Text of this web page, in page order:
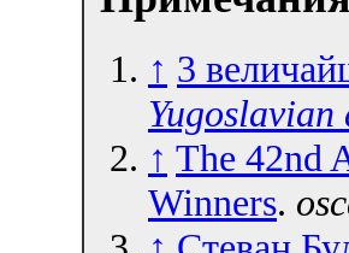
↑ 3
↑ The 42nd
Winners.